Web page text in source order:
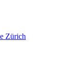
Zürich